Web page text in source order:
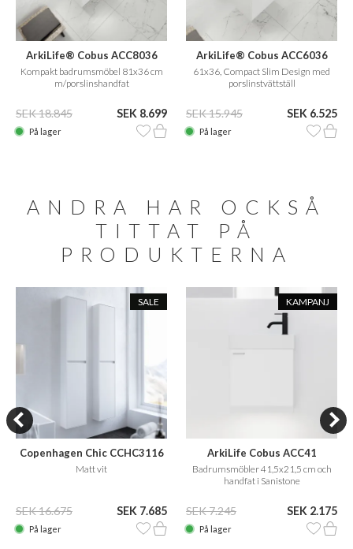
ArkiLife® Cobus ACC8036
CPH Square
Kompakt badrumsmöbel 81x36 cm
m/porslinshandfat
SEK 18.845 SEK 8.699
På lager
ArkiLife® Cobus ACC6036
61x36, Compact Slim Design med
porslinstvättställ
SEK 15.945 SEK 6.525
På lager
ANDRA HAR OCKSÅ
TITTAT PÅ
PRODUKTERNA
SALE
Copenhagen Chic CCHC3116
Matt vit
SEK 16.675 SEK 7.685
På lager
KAMPANJ
ArkiLife Cobus ACC41
Badrumsmöbler 41,5x21,5 cm och
handfat i Sanistone
SEK 7.245 SEK 2.175
På lager